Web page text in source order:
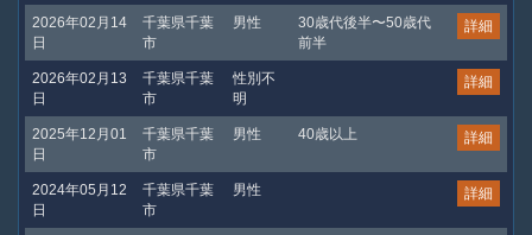
2026年02月14
日
千葉県千葉
市
男性
30歳代後半〜50歳代
前半
詳細
2026年02月13
日
千葉県千葉
市
性別不
明
詳細
2025年12月01
日
千葉県千葉
市
男性 40歳以上 詳細
2024年05月12
日
千葉県千葉
市
男性 詳細